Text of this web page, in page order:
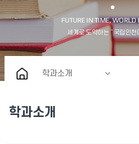
학과소개
학과소개